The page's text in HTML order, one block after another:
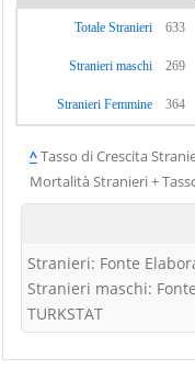
Totale Stranieri 633
Stranieri maschi 269
Stranieri Femmine 364
^Tasso di Crescita
Mortalità Stranieri +
Stranieri: Fonte
Stranieri maschi:
TURKSTAT